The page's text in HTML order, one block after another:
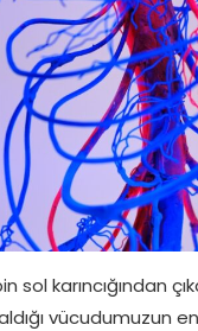
sol karıncığından
vücudumuzun